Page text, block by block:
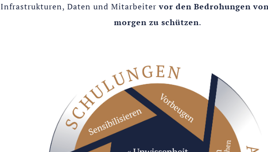
Infrastrukturen, Daten und Mitarbeitervor den Bedrohungen
morgen zu schützen.